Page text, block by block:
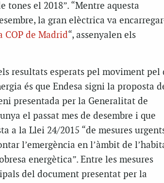
tones el 2018”. “Mentre aquesta
la gran elèctrica va
COP de Madrid“, assenyalen els
resultats esperats pel moviment pel
és que Endesa signi la proposta
presentada per la Generalitat de
el passat mes de desembre i que
a la Llei 24/2015 “de mesures
l’emergència en l’àmbit de
energètica”. Entre les mesures
del document presentat per la